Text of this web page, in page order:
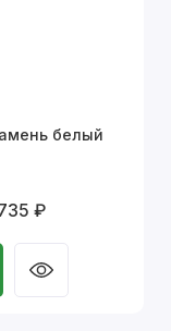
белый
₽